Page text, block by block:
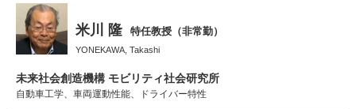
米川 隆 特任教授（非常勤）
YONEKAWA, Takashi
未来社会創造機構 モビリティ社会研究所
自動車工学、車両運動性能、ドライバー特性